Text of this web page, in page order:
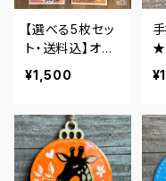
【選べる5枚セッ
ト・送料込】オリ
ジナルポストカ
ード★黒ねこシ
¥1,500
★